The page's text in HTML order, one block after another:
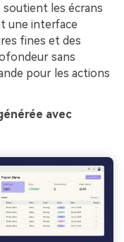
les écrans
une interface
fines et des
sans
pour les actions
avec